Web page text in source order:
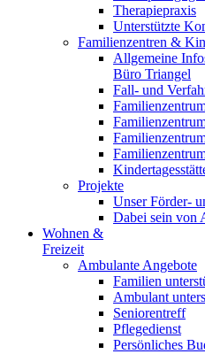
Therapiepraxis
Unterstützte
Familienzentren &
Allgemeine
Büro Triangel
Fall- und
Projekte
Unser Förder-
Dabei sein von
Wohnen &
Freizeit
Ambulante Angebote
Familien
Ambulant
Seniorentreff
Pflegedienst
Persönliches